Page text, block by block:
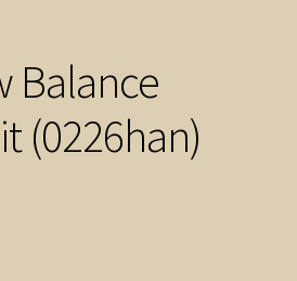
Balance
(0226han)